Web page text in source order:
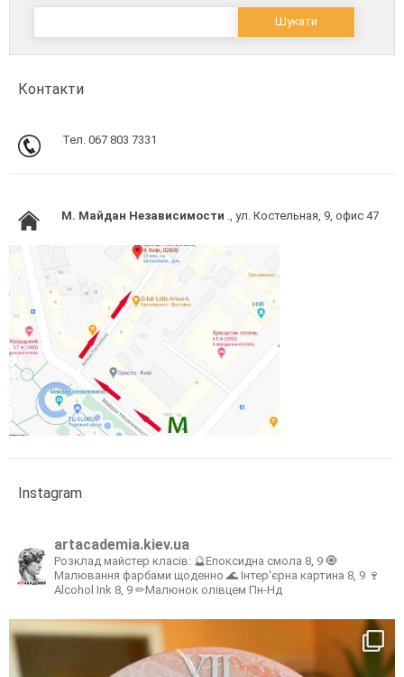
Пошук:
Контакти
Тел. 067 803 7331
M. Майдан Независимости ., ул. Костельная, 9, офис 47
Instagram
artacademia.kiev.ua
Розклад майстер класів: 🔮Епоксидна смола 8, 9 🧿
Малювання фарбами щоденно 🌊 Інтер'єрна картина 8, 9 🍷
Alcohol Ink 8, 9 ✏Малюнок олівцем Пн-Нд